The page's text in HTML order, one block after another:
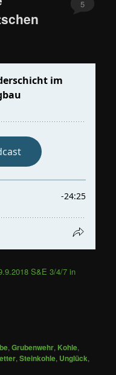
5
S&E 3/4/7 in
,Grubenwehr, Kohle,
,Steinkohle, Unglück,